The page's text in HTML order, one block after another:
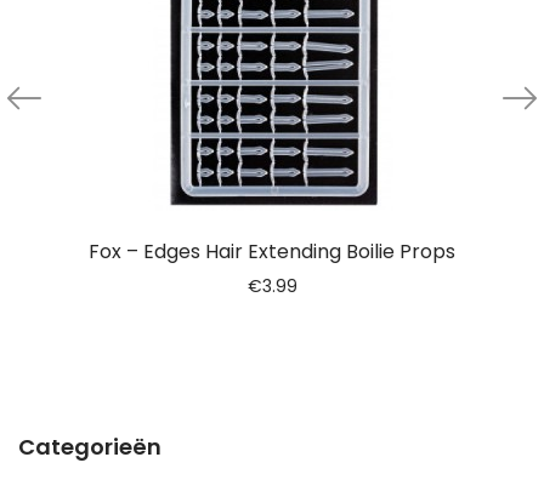
Fox – Edges Hair Extending Boilie Props
€3.99
Categorieën